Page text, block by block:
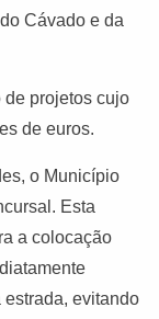
Cávado e da
de projetos cujo
de euros.
o Município
Esta
a colocação
evitando